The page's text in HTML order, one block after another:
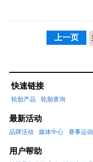
上一页
快速链接
轮胎产品 轮胎查询
最新活动
品牌活动 媒体中心 赛事运动
用户帮助